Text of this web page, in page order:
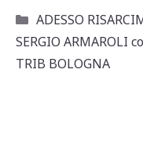
at
s
A
c
e
b
Categorie
ADESSO
SERGIO ARMAROLI
TRIB BOLOGNA